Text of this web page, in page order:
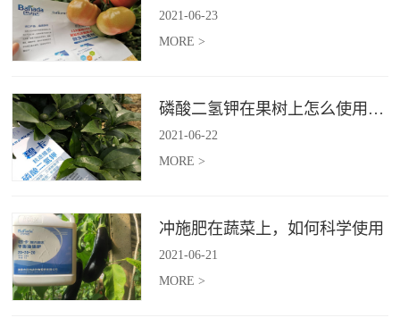
2021 -06-23
MORE >
磷酸二氢钾在果树上怎么使用，有何效果？
2021 -06-22
MORE >
冲施肥在蔬菜上，如何科学使用
2021 -06-21
MORE >